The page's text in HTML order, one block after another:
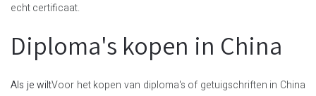
echt certificaat.
Diploma's kopen in China
Als je wiltVoor het kopen van diploma's of getuigschriften in China